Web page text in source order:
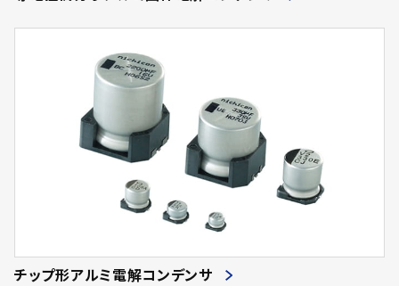
チップ形アルミ電解コンデンサ